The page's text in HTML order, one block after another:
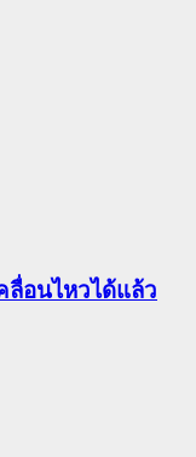
ลื่อนไหวได้แล้ว